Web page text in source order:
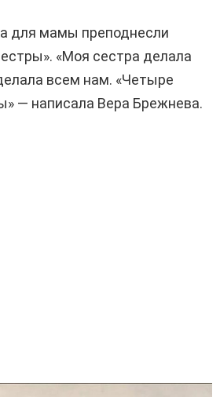
для мамы преподнесли
«Моя сестра делала
всем нам. «Четыре
— написала Вера Брежнева.